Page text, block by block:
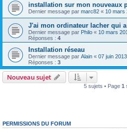
installation sur mon nouveaux
Dernier message par marc82 « 10 mars
J'ai mon ordinateur lacher qui
Dernier message par Philo « 10 mars
Réponses : 4
Installation réseau
Dernier message par Alain « 07 juin
Réponses : 3
Nouveau sujet
5 sujets • Page 1
PERMISSIONS DU FORUM